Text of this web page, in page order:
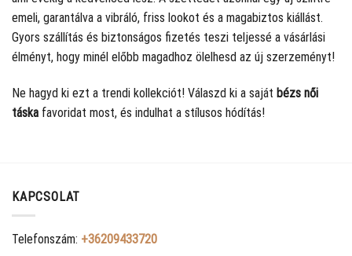
emeli, garantálva a vibráló, friss lookot és a magabiztos kiállást.
Gyors szállítás és biztonságos fizetés teszi teljessé a vásárlási
élményt, hogy minél előbb magadhoz ölelhesd az új szerzeményt!
Ne hagyd ki ezt a trendi kollekciót! Válaszd ki a saját bézs női
táska favoridat most, és indulhat a stílusos hódítás!
KAPCSOLAT
Telefonszám: +36209433720